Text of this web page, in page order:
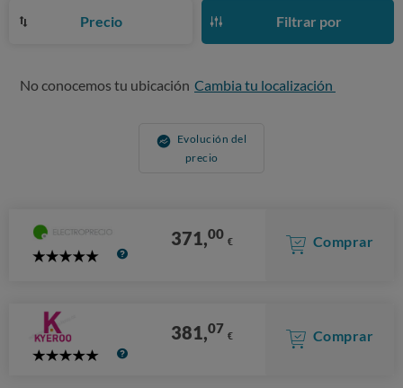
Precio Filtrar por
No conocemos tu ubicación Cambia tu localización
Evolución del
precio
5
371,00 € Comprar
5
381,07 € Comprar